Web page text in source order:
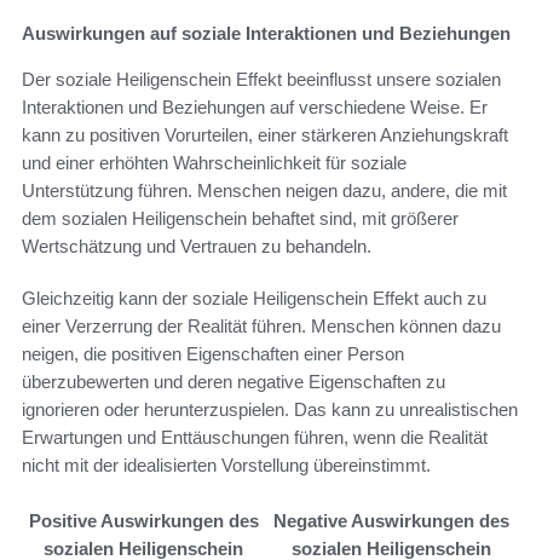
Auswirkungen auf soziale Interaktionen und Beziehungen
Der soziale Heiligenschein Effekt beeinflusst unsere sozialen
Interaktionen und Beziehungen auf verschiedene Weise. Er
kann zu positiven Vorurteilen, einer stärkeren Anziehungskraft
und einer erhöhten Wahrscheinlichkeit für soziale
Unterstützung führen. Menschen neigen dazu, andere, die mit
dem sozialen Heiligenschein behaftet sind, mit größerer
Wertschätzung und Vertrauen zu behandeln.
Gleichzeitig kann der soziale Heiligenschein Effekt auch zu
einer Verzerrung der Realität führen. Menschen können dazu
neigen, die positiven Eigenschaften einer Person
überzubewerten und deren negative Eigenschaften zu
ignorieren oder herunterzuspielen. Das kann zu unrealistischen
Erwartungen und Enttäuschungen führen, wenn die Realität
nicht mit der idealisierten Vorstellung übereinstimmt.
Positive Auswirkungen des
sozialen Heiligenschein
Negative Auswirkungen des
sozialen Heiligenschein